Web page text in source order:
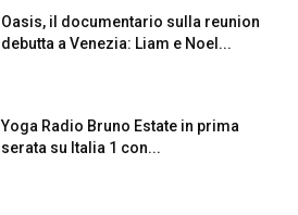
Oasis, il documentario sulla reunion
debutta a Venezia: Liam e Noel...
Yoga Radio Bruno Estate in prima
serata su Italia 1 con...